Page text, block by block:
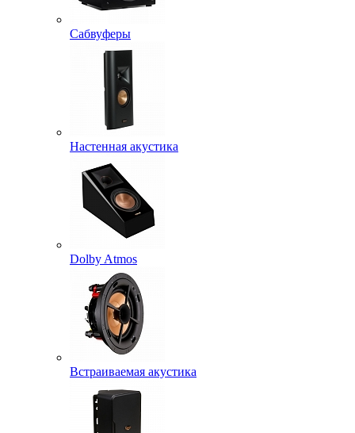
Сабвуферы
Настенная акустика
Dolby Atmos
Встраиваемая акустика